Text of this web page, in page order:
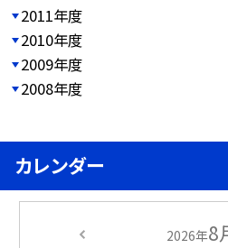
2011年度
2010年度
2009年度
2008年度
カレンダー
2026年8